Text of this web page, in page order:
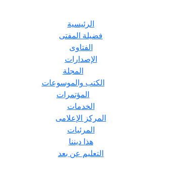
الرئيسية
فضيلة المفتى
الفتاوى
الإصدارات
المجلة
الكتب والموسوعات
المؤتمرات
الخدمات
المركز الإعلامى
المرئيات
هذا ديننا
التعليم عن بعد